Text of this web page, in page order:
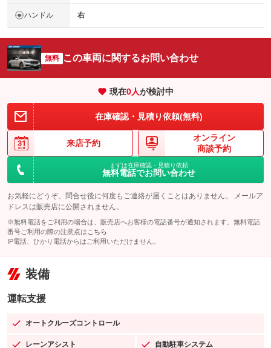
ハンドル 右
無料 この車両に関するお問い合わせ
現在0人が検討中
在庫確認・見積り依頼(無料)
来店予約
オンライン
商談予約
まずは在庫確認・見積り依頼
無料電話でお問い合わせ
お気軽にどうぞ。問合せ後に何度もご連絡が届くことはありません。 メールア
ドレスは販売店に公開されません。
※無料電話をご利用の場合は、販売店へお客様の電話番号が通知されます。無料電話
番号ご利用の際の注意点は こちら
IP電話、ひかり電話からはご利用いただけません。
装備
運転支援
オートクルーズコントロール
：装備あり
レーンアシスト 自動駐車システム